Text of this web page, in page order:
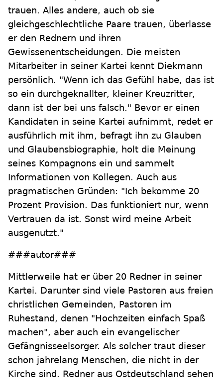
trauen. Alles andere, auch ob sie
gleichgeschlechtliche Paare trauen, überlasse
er den Rednern und ihren
Gewissenentscheidungen. Die meisten
Mitarbeiter in seiner Kartei kennt Diekmann
persönlich. "Wenn ich das Gefühl habe, das ist
so ein durchgeknallter, kleiner Kreuzritter,
dann ist der bei uns falsch." Bevor er einen
Kandidaten in seine Kartei aufnimmt, redet er
ausführlich mit ihm, befragt ihn zu Glauben
und Glaubensbiographie, holt die Meinung
seines Kompagnons ein und sammelt
Informationen von Kollegen. Auch aus
pragmatischen Gründen: "Ich bekomme 20
Prozent Provision. Das funktioniert nur, wenn
Vertrauen da ist. Sonst wird meine Arbeit
ausgenutzt."
###autor###
Mittlerweile hat er über 20 Redner in seiner
Kartei. Darunter sind viele Pastoren aus freien
christlichen Gemeinden, Pastoren im
Ruhestand, denen "Hochzeiten einfach Spaß
machen", aber auch ein evangelischer
Gefängnisseelsorger. Als solcher traut dieser
schon jahrelang Menschen, die nicht in der
Kirche sind. Redner aus Ostdeutschland sehen